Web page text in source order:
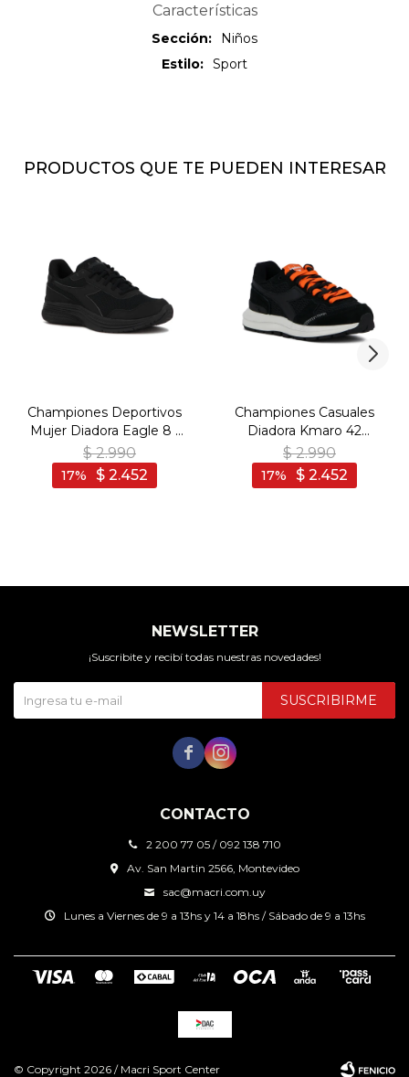
Características
Sección
Niños
Estilo
Sport
PRODUCTOS QUE TE PUEDEN INTERESAR
Championes Deportivos
Mujer Diadora Eagle 8 -
Negro-Negro
$ 2.990
$ 2.452
17
Championes Casuales
Diadora Kmaro 42
Pigskin Wax Unisex -
Negro-Negro
$ 2.990
$ 2.452
17
CONTACTO
2 200 77 05 / 092 138 710
Av. San Martin 2566, Montevideo
sac@macri.com.uy
Lunes a Viernes de 9 a 13hs y 14 a 18hs / Sábado de 9 a 13hs
NEWSLETTER
¡Suscribite y recibí todas nuestras novedades!
SUSCRIBIRME
 
© Copyright 2026 / Macri Sport Center